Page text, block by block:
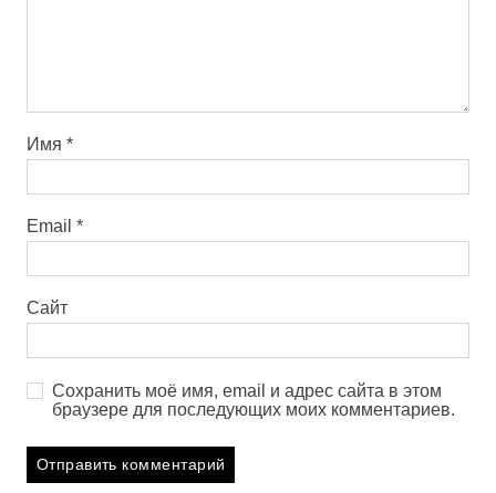
Имя *
Email *
Сайт
Сохранить моё имя, email и адрес сайта в этом
браузере для последующих моих комментариев.